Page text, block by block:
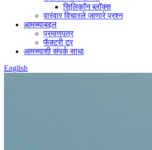
सिलिकॉन ब्लॉक्स
वारंवार विचारले जाणारे प्रश्न
आमच्याबद्दल
प्रमाणपत्र
फॅक्टरी टूर
आमच्याशी संपर्क साधा
English